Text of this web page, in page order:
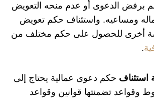
برفض الدعوى أو عدم منحه التعويض
ومساعيه. واستئناف حكم تعويض
أخرى للحصول على حكم مختلف من
.
استئناف حكم دعوى عمالية يحتاج إلى
وقواعد تضمنتها قوانين وقواعد